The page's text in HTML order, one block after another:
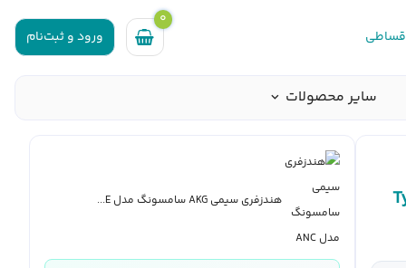
0
ورود و ثبت‌نام
سایر محصولات
هندزفری سیمی AKG سامسونگ مدل E...